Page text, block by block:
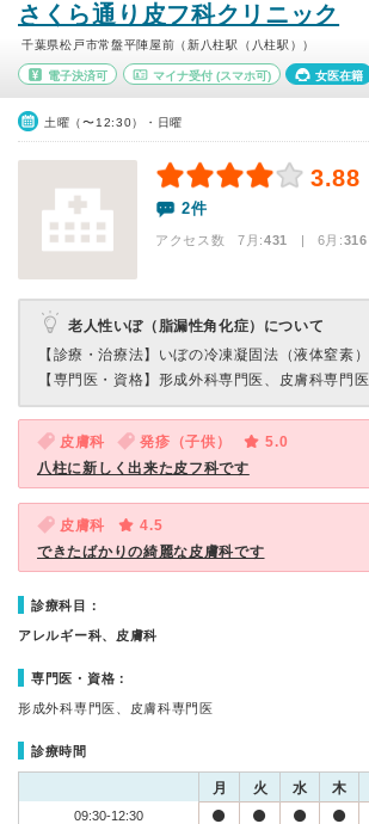
さくら通り皮フ科クリニック
千葉県松戸市常盤平陣屋前（新八柱駅（八柱駅））
電子決済可 マイナ受付(スマホ可) 女医在籍
土曜（〜12:30）・日曜
3.88
2件
アクセス数 7月:431 | 6月:316
老人性いぼ（脂漏性角化症）について
【診療・治療法】 いぼの冷凍凝固法（液体窒素）
【専門医・資格】 形成外科専門医、皮膚科専門医
皮膚科 発疹（子供）
5.0
八柱に新しく出来た皮フ科です
皮膚科
4.5
できたばかりの綺麗な皮膚科です
診療科目：
アレルギー科、皮膚科
専門医・資格：
形成外科専門医、皮膚科専門医
診療時間
月 火 水 木
09:30-12:30